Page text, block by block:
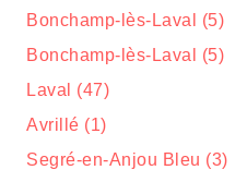
Bonchamp-lès-Laval (5)
Bonchamp-lès-Laval (5)
Laval (47)
Avrillé (1)
Segré-en-Anjou Bleu (3)